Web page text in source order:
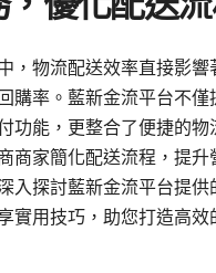
，物流配送效率直接影響
購率。藍新金流平台不僅
功能，更整合了便捷的物
商家簡化配送流程，提升
入探討藍新金流平台提供
實用技巧，助您打造高效